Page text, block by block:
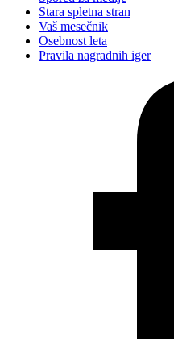
Stara spletna stran
Vaš mesečnik
Osebnost leta
Pravila nagradnih iger